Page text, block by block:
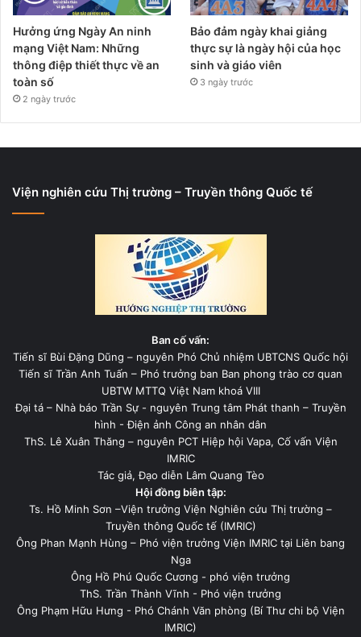
Hưởng ứng Ngày An ninh
mạng Việt Nam: Những
thông điệp thiết thực về an
toàn số
2 ngày trước
Bảo đảm ngày khai giảng
thực sự là ngày hội của học
sinh và giáo viên
3 ngày trước
Viện nghiên cứu Thị trường – Truyền thông Quốc tế
Ban cố vấn:
Tiến sĩ Bùi Đặng Dũng – nguyên Phó Chủ nhiệm UBTCNS Quốc hội
Tiến sĩ Trần Anh Tuấn – Phó trưởng ban Ban phong trào cơ quan
UBTW MTTQ Việt Nam khoá VIII
Đại tá – Nhà báo Trần Sự - nguyên Trung tâm Phát thanh – Truyền
hình - Điện ảnh Công an nhân dân
ThS. Lê Xuân Thăng – nguyên PCT Hiệp hội Vapa, Cố vấn Viện
IMRIC
Tác giả, Đạo diễn Lâm Quang Tèo
Hội đồng biên tập:
Ts. Hồ Minh Sơn –Viện trưởng Viện Nghiên cứu Thị trường –
Truyền thông Quốc tế (IMRIC)
Ông Phan Mạnh Hùng – Phó viện trưởng Viện IMRIC tại Liên bang
Nga
Ông Hồ Phú Quốc Cương - phó viện trưởng
ThS. Trần Thành Vĩnh - Phó viện trưởng
Ông Phạm Hữu Hưng - Phó Chánh Văn phòng (Bí Thư chi bộ Viện
IMRIC)